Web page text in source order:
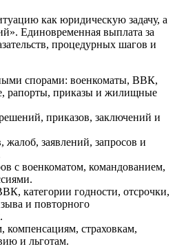
как юридическую задачу, а
Единовременная выплата за
процедурных шагов и
спорами: военкоматы, ВВК,
рапорты, приказы и жилищные
приказов, заключений и
жалоб, заявлений, запросов и
с военкоматом, командованием,
категории годности, отсрочки,
и повторного
страховкам,
и льготам.